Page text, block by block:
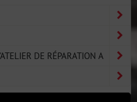
DE RÉPARATION A